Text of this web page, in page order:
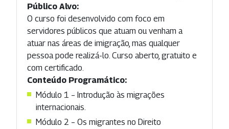
Público Alvo:
O curso foi desenvolvido com foco em
servidores públicos que atuam ou venham a
atuar nas áreas de imigração, mas qualquer
pessoa pode realizá-lo. Curso aberto, gratuito e
com certificado.
Conteúdo Programático:
Módulo 1 – Introdução às migrações
internacionais.
Módulo 2 – Os migrantes no Direito